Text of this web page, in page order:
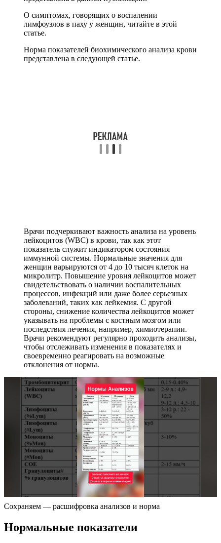
О симптомах, говорящих о воспалении
лимфоузлов в паху у женщин, читайте в этой
статье.
Норма показателей биохимического анализа крови
представлена в следующей статье.
Врачи подчеркивают важность анализа на уровень
лейкоцитов (WBC) в крови, так как этот
показатель служит индикатором состояния
иммунной системы. Нормальные значения для
женщин варьируются от 4 до 10 тысяч клеток на
микролитр. Повышение уровня лейкоцитов может
свидетельствовать о наличии воспалительных
процессов, инфекций или даже более серьезных
заболеваний, таких как лейкемия. С другой
стороны, снижение количества лейкоцитов может
указывать на проблемы с костным мозгом или
последствия лечения, например, химиотерапии.
Врачи рекомендуют регулярно проходить анализы,
чтобы отслеживать изменения в показателях и
своевременно реагировать на возможные
отклонения от нормы.
Сохраняем — расшифровка анализов и норма
Нормальные показатели